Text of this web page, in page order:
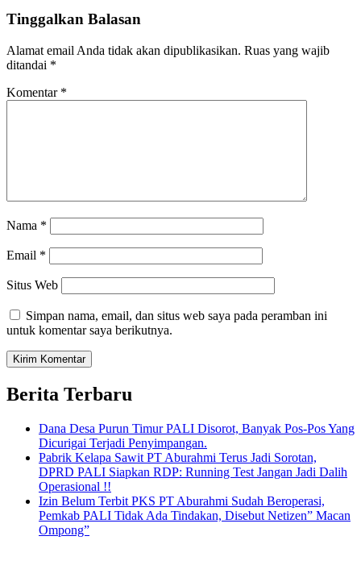
Tinggalkan Balasan
Alamat email Anda tidak akan dipublikasikan. Ruas yang wajib
ditandai *
Komentar *
Nama *
Email *
Situs Web
Simpan nama, email, dan situs web saya pada peramban ini
untuk komentar saya berikutnya.
Berita Terbaru
Dana Desa Purun Timur PALI Disorot, Banyak Pos-Pos Yang
Dicurigai Terjadi Penyimpangan.
Pabrik Kelapa Sawit PT Aburahmi Terus Jadi Sorotan,
DPRD PALI Siapkan RDP: Running Test Jangan Jadi Dalih
Operasional !!
Izin Belum Terbit PKS PT Aburahmi Sudah Beroperasi,
Pemkab PALI Tidak Ada Tindakan, Disebut Netizen” Macan
Ompong”